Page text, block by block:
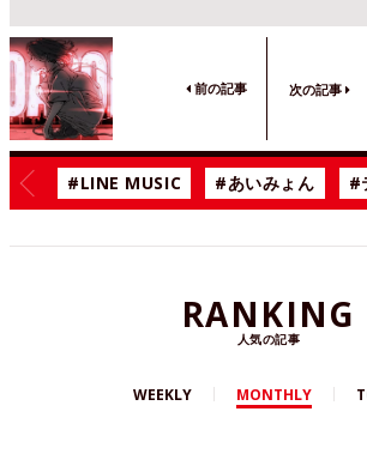
前の記事 次の記事
#LINE MUSIC #あいみょん #
RANKING
人気の記事
WEEKLY MONTHLY